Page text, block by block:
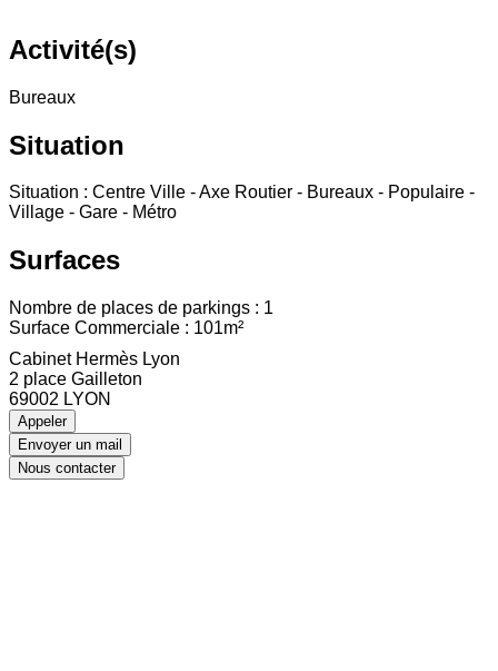
Activité(s)
Bureaux
Situation
Situation : Centre Ville - Axe Routier - Bureaux - Populaire -
Village - Gare - Métro
Surfaces
Nombre de places de parkings : 1
Surface Commerciale : 101m²
Cabinet Hermès Lyon
2 place Gailleton
69002 LYON
Appeler
Envoyer un mail
Nous contacter